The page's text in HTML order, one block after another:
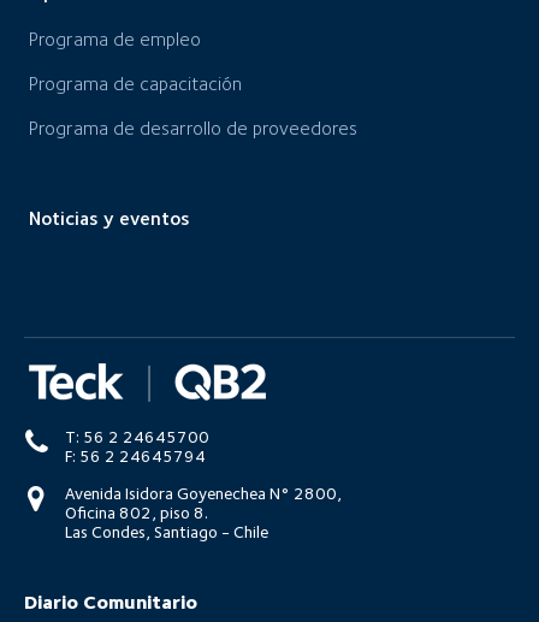
Programa de empleo
Programa de capacitación
Programa de desarrollo de proveedores
Noticias y eventos
T: 56 2 24645700
F: 56 2 24645794
Avenida Isidora Goyenechea N° 2800,
Oficina 802, piso 8.
Las Condes, Santiago - Chile
Diario Comunitario